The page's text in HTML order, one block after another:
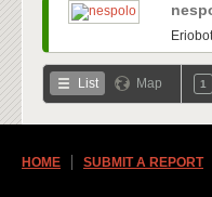
List Map 1
HOME SUBMIT A REPORT